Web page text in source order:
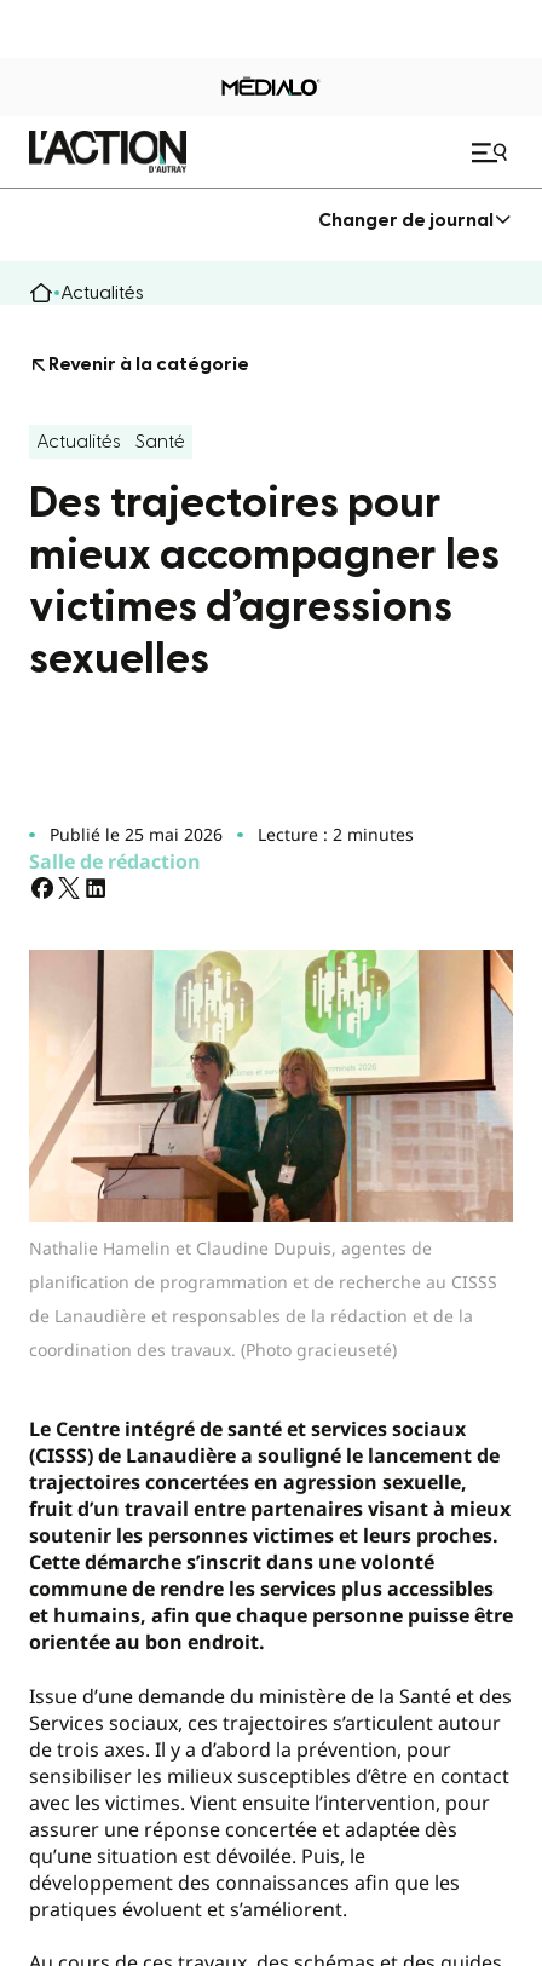
Changer de journal
Actualités
Revenir à la catégorie
Actualités Santé
Des trajectoires pour
mieux accompagner les
victimes d’agressions
sexuelles
Publié le 25 mai 2026 Lecture : 2 minutes
Salle de rédaction
Nathalie Hamelin et Claudine Dupuis, agentes de
planification de programmation et de recherche au CISSS
de Lanaudière et responsables de la rédaction et de la
coordination des travaux. (Photo gracieuseté)
Le Centre intégré de santé et services sociaux
(CISSS) de Lanaudière a souligné le lancement de
trajectoires concertées en agression sexuelle,
fruit d’un travail entre partenaires visant à mieux
soutenir les personnes victimes et leurs proches.
Cette démarche s’inscrit dans une volonté
commune de rendre les services plus accessibles
et humains, afin que chaque personne puisse être
orientée au bon endroit.
Issue d’une demande du ministère de la Santé et des
Services sociaux, ces trajectoires s’articulent autour
de trois axes. Il y a d’abord la prévention, pour
sensibiliser les milieux susceptibles d’être en contact
avec les victimes. Vient ensuite l’intervention, pour
assurer une réponse concertée et adaptée dès
qu’une situation est dévoilée. Puis, le
développement des connaissances afin que les
pratiques évoluent et s’améliorent.